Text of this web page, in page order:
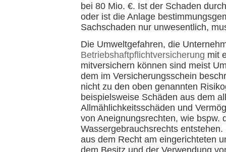
bei 80 Mio. €. Ist der Schaden
oder ist die Anlage
Sachschaden nur unwesentlich,
Die Umweltgefahren, die
Betriebshaftpflichtversicherung mit
mitversichern können sind meist
dem im Versicherungsschein
nicht zu den oben genannten
beispielsweise Schäden aus dem
Allmählichkeitsschäden und
von Aneignungsrechten, wie bspw.
Wassergebrauchsrechts
aus dem Recht am eingerichteten
dem Besitz und der Verwendung